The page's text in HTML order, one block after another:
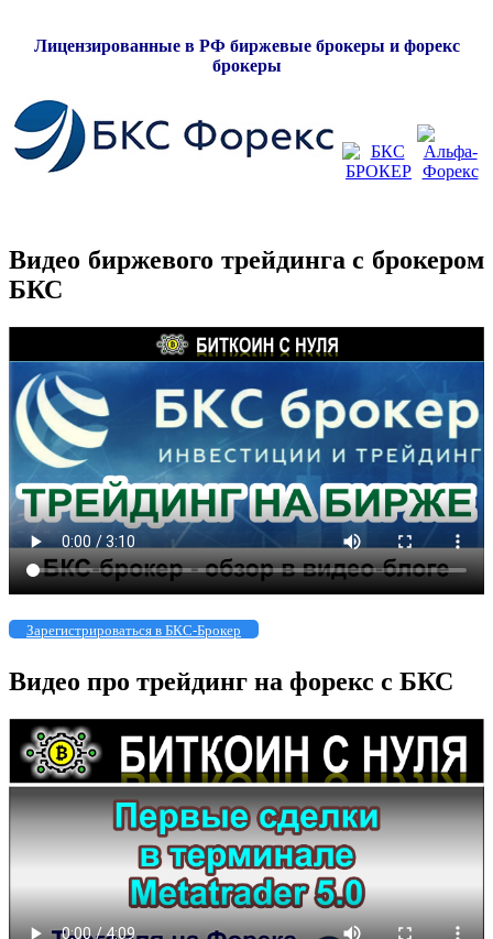
Лицензированные в РФ биржевые брокеры и форекс
брокеры
Видео биржевого трейдинга с брокером
БКС
Зарегистрироваться в БКС-Брокер
Видео про трейдинг на форекс с БКС